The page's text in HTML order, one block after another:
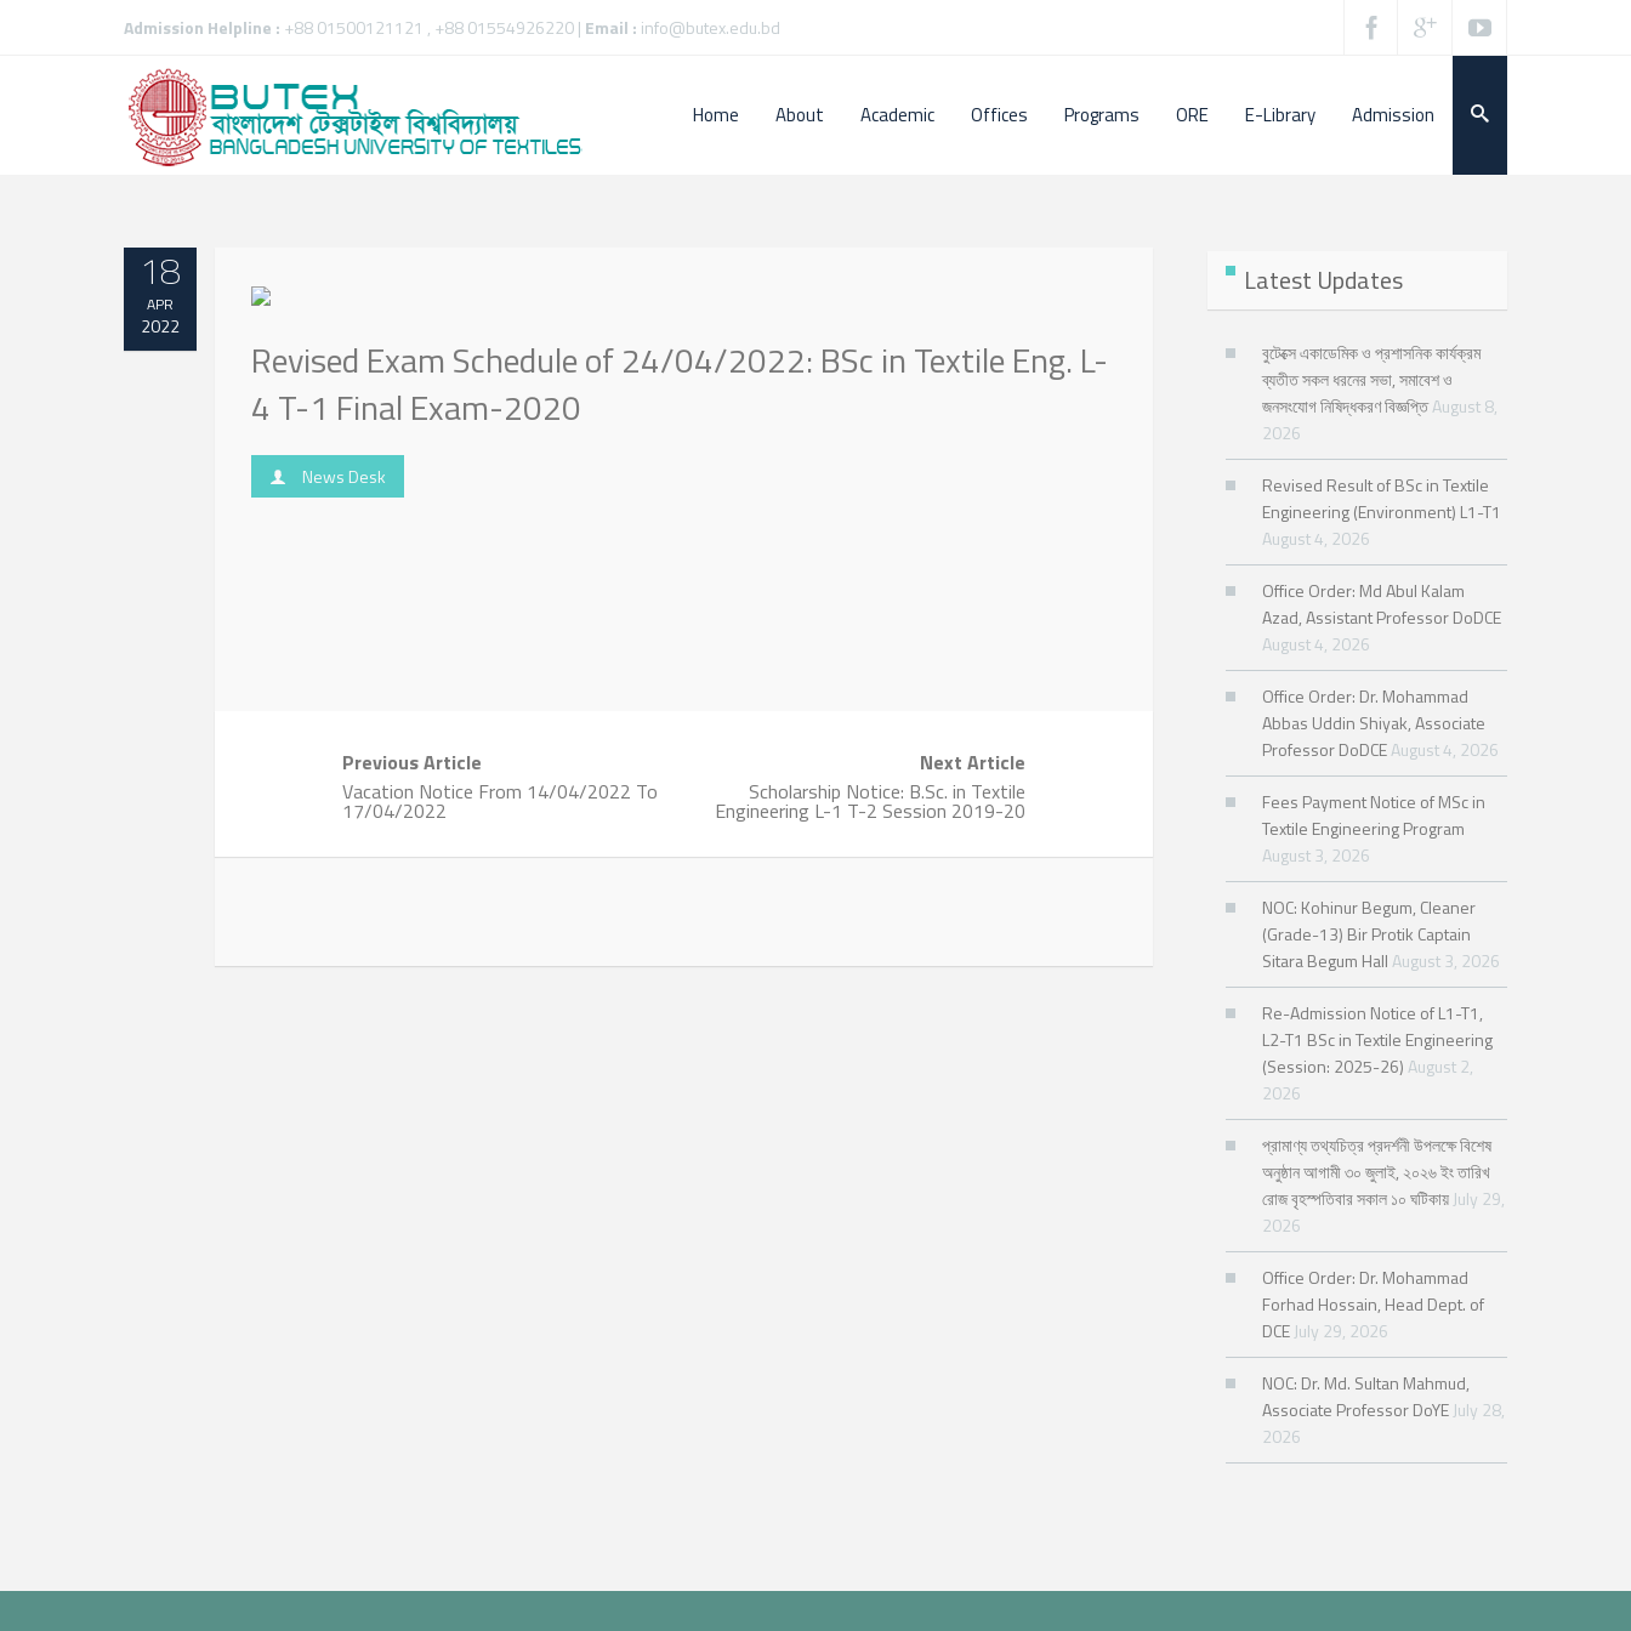
Admission Helpline : +88 01500121121 , +88 01554926220 | Email : info@butex.edu.bd
Home About Academic Offices Programs ORE E-Library Admission
18
APR
2022
Revised Exam Schedule of 24/04/2022: BSc in Textile Eng. L-
4 T-1 Final Exam-2020
News Desk
Previous Article
Vacation Notice From 14/04/2022 To
17/04/2022
Next Article
Scholarship Notice: B.Sc. in Textile
Engineering L-1 T-2 Session 2019-20
Latest Updates
বুটেক্সে একাডেমিক ও প্রশাসনিক কার্যক্রম
ব্যতীত সকল ধরনের সভা, সমাবেশ ও
জনসংযোগ নিষিদ্ধকরণ বিজ্ঞপ্তিAugust 8,
2026
Revised Result of BSc in Textile
Engineering (Environment) L1-T1
August 4, 2026
Office Order: Md Abul Kalam
Azad, Assistant Professor DoDCE
August 4, 2026
Office Order: Dr. Mohammad
Abbas Uddin Shiyak, Associate
Professor DoDCEAugust 4, 2026
Fees Payment Notice of MSc in
Textile Engineering Program
August 3, 2026
NOC: Kohinur Begum, Cleaner
(Grade-13) Bir Protik Captain
Sitara Begum HallAugust 3, 2026
Re-Admission Notice of L1-T1,
L2-T1 BSc in Textile Engineering
(Session: 2025-26)August 2,
2026
প্রামাণ্য তথ্যচিত্র প্রদর্শনী উপলক্ষে বিশেষ
অনুষ্ঠান আগামী ৩০ জুলাই, ২০২৬ ইং তারিখ
রোজ বৃহস্পতিবার সকাল ১০ ঘটিকায় July 29,
2026
Office Order: Dr. Mohammad
Forhad Hossain, Head Dept. of
DCE July 29, 2026
NOC: Dr. Md. Sultan Mahmud,
Associate Professor DoYE July 28,
2026